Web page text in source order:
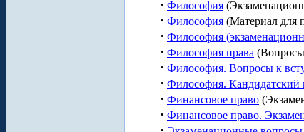
· Философия
· Философия (Материал для
· Философия
· Философия права
· Философия. Вопросы к
· Философия. Кандидатский
· Финансовое право
· Финансовое право.